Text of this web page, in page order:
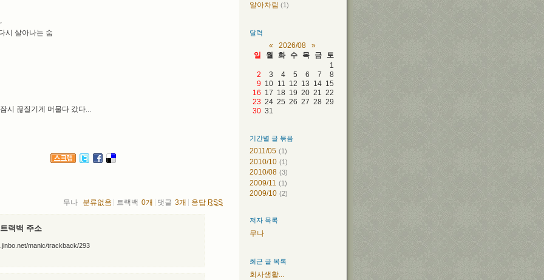
시 살아나는 숨
시 끊질기게 머물다 갔다...
무나 분류없음 트랙백 0개 댓글 3개 응답 RSS
랙백 주소
manic/trackback/293
알아차림 (1)
달력
« 2026/08
»
일
월 화 수 목 금
토
1
2
3 4 5 6 7
8
9 10 11 12 13 14 15
16 17 18 19 20 21 22
23 24 25 26 27 28 29
30 31
기간별 글 묶음
2011/05 (1)
2010/10 (1)
2010/08 (3)
2009/11 (1)
2009/10 (2)
저자 목록
무나
최근 글 목록
회사생활...